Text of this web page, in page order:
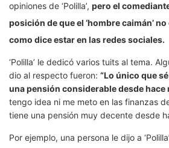
opiniones de ‘Polilla’, pero el
posición de que el ‘hombre caimán’
como dice estar en las redes sociales.
‘Polilla’ le dedicó varios tuits al tema.
dio al respecto fueron: “Lo único que
una pensión considerable desde hace
tengo idea ni me meto en las finanzas
tiene una pensión muy decente desde
Por ejemplo, una persona le dijo a